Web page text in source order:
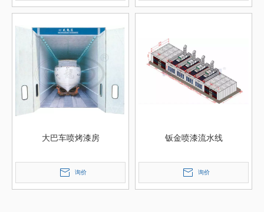
大巴车喷烤漆房
询价
钣金喷漆流水线
询价